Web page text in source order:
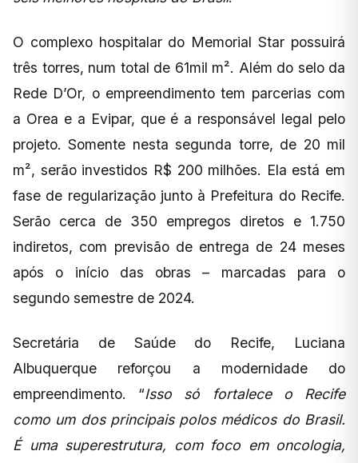
O complexo hospitalar do Memorial Star possuirá
três torres, num total de 61mil m². Além do selo da
Rede D’Or, o empreendimento tem parcerias com
a Orea e a Evipar, que é a responsável legal pelo
projeto. Somente nesta segunda torre, de 20 mil
m², serão investidos R$ 200 milhões. Ela está em
fase de regularização junto à Prefeitura do Recife.
Serão cerca de 350 empregos diretos e 1.750
indiretos, com previsão de entrega de 24 meses
após o início das obras – marcadas para o
segundo semestre de 2024.
Secretária de Saúde do Recife, Luciana
Albuquerque reforçou a modernidade do
empreendimento. “Isso só fortalece o Recife
como um dos principais polos médicos do Brasil.
É uma superestrutura, com foco em oncologia,